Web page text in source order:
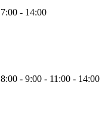
7:00 - 14:00
8:00 - 9:00 - 11:00 - 14:00